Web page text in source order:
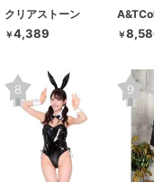
クリアストーン
￥4,389 ￥